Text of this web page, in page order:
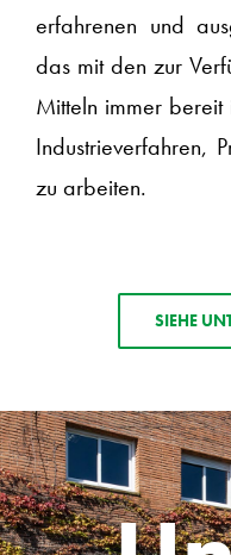
erfahrenen und
das mit den zur
Mitteln immer
Industrieverfahren,
zu arbeiten.
SIEHE